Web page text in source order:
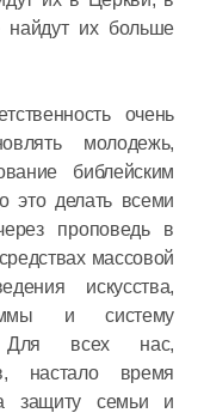
найдут их больше
очень
молодежь,
библейским
это делать всеми
проповедь в
массовой
искусства,
и систему
Для всех нас,
настало время
защиту семьи и